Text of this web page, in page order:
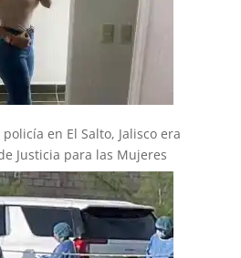
en El Salto, Jalisco era
Justicia para las Mujeres